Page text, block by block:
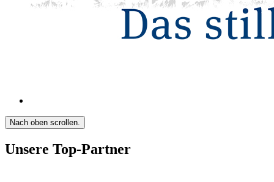
Nach oben scrollen.
Unsere Top-Partner